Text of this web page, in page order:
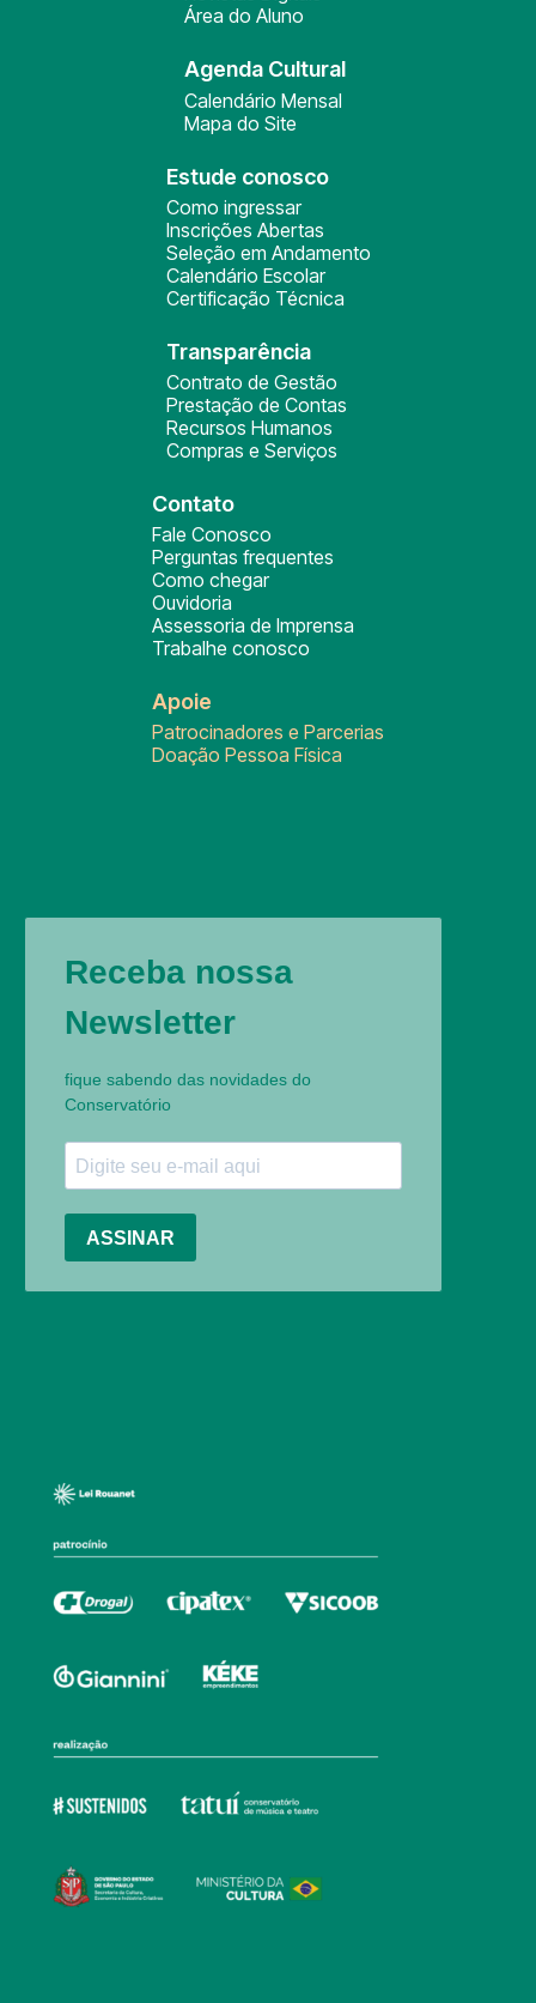
Área do Aluno
Agenda Cultural
Calendário Mensal
Mapa do Site
Estude conosco
Como ingressar
Inscrições Abertas
Seleção em Andamento
Calendário Escolar
Certificação Técnica
Transparência
Contrato de Gestão
Prestação de Contas
Recursos Humanos
Compras e Serviços
Contato
Fale Conosco
Perguntas frequentes
Como chegar
Ouvidoria
Assessoria de Imprensa
Trabalhe conosco
Apoie
Patrocinadores e Parcerias
Doação Pessoa Física